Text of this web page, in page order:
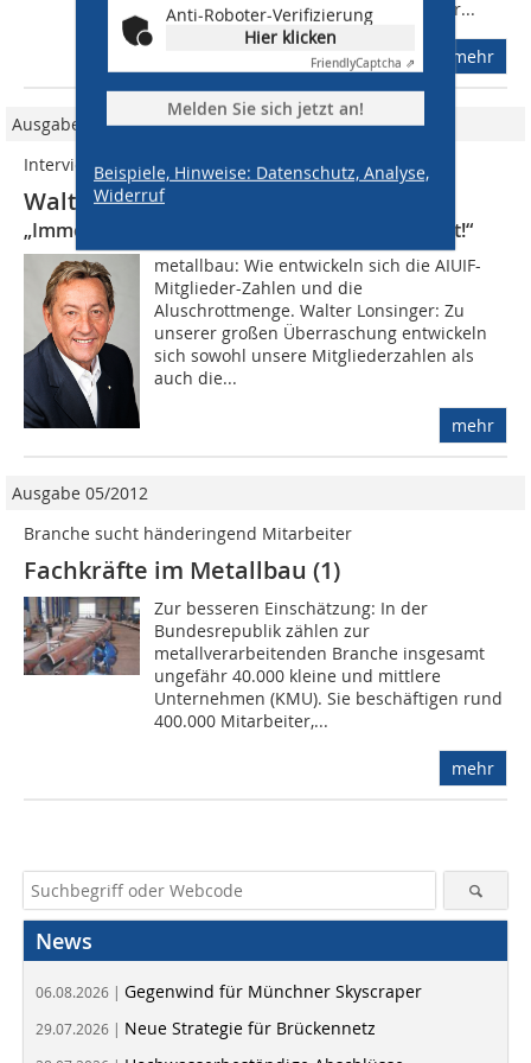
Anti-Roboter-Verifizierung
Hier klicken
FriendlyCaptcha ⇗
Melden Sie sich jetzt an!
Beispiele, Hinweise: Datenschutz, Analyse,
Widerruf
dem Ruhestand gelockt haben? Walter...
mehr
Ausgabe 11/2021
Interview
Walter Lonsinger vom AIUIF
„Immer mehr Betriebe setzen auf Nachhaltigkeit!“
metallbau: Wie entwickeln sich die AIUIF-
Mitglieder-Zahlen und die
Aluschrottmenge. Walter Lonsinger: Zu
unserer großen Überraschung entwickeln
sich sowohl unsere Mitgliederzahlen als
auch die...
mehr
Ausgabe 05/2012
Branche sucht händeringend Mitarbeiter
Fachkräfte im Metallbau (1)
Zur besseren Einschätzung: In der
Bundesrepublik zählen zur
metallverarbeitenden Branche insgesamt
ungefähr 40.000 kleine und mittlere
Unternehmen (KMU). Sie beschäftigen rund
400.000 Mitarbeiter,...
mehr
News
06.08.2026 | Gegenwind für Münchner Skyscraper
29.07.2026 | Neue Strategie für Brückennetz